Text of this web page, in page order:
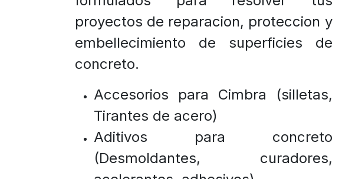
proyectos de reparacion, proteccion y
embellecimiento de superficies de
concreto.
Accesorios para Cimbra (silletas,
Tirantes de acero)
Aditivos para concreto
(Desmoldantes, curadores,